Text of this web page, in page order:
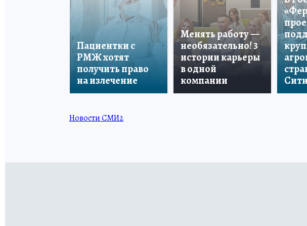
Пациентки с
РМЖ хотят
получить право
на излечение
Менять работу —
необязательно! 3
истории карьеры
в одной
компании
Новости СМИ2